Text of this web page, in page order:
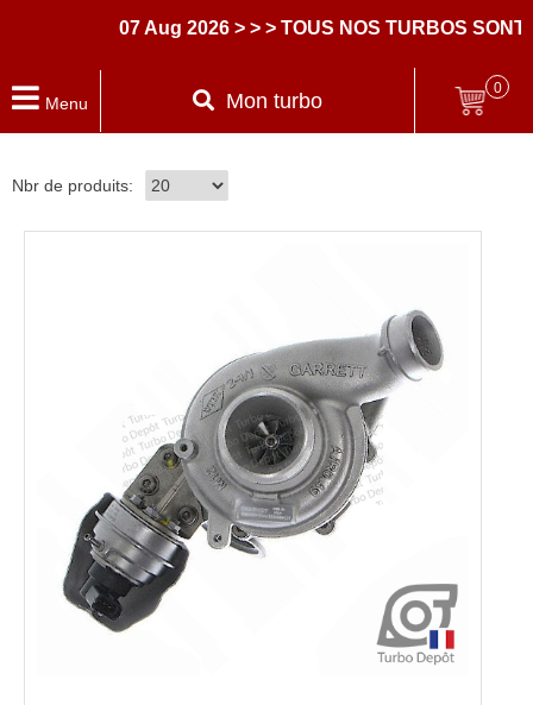
07 Aug 2026 > > > TOUS NOS TURBOS SONT
Menu Mon turbo
0
Nbr de produits: